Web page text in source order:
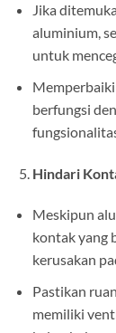
Jika
aluminium,
untuk
berfungsi
Hindari
Meskipun
kontak yang
kerusakan
Pastikan
memiliki